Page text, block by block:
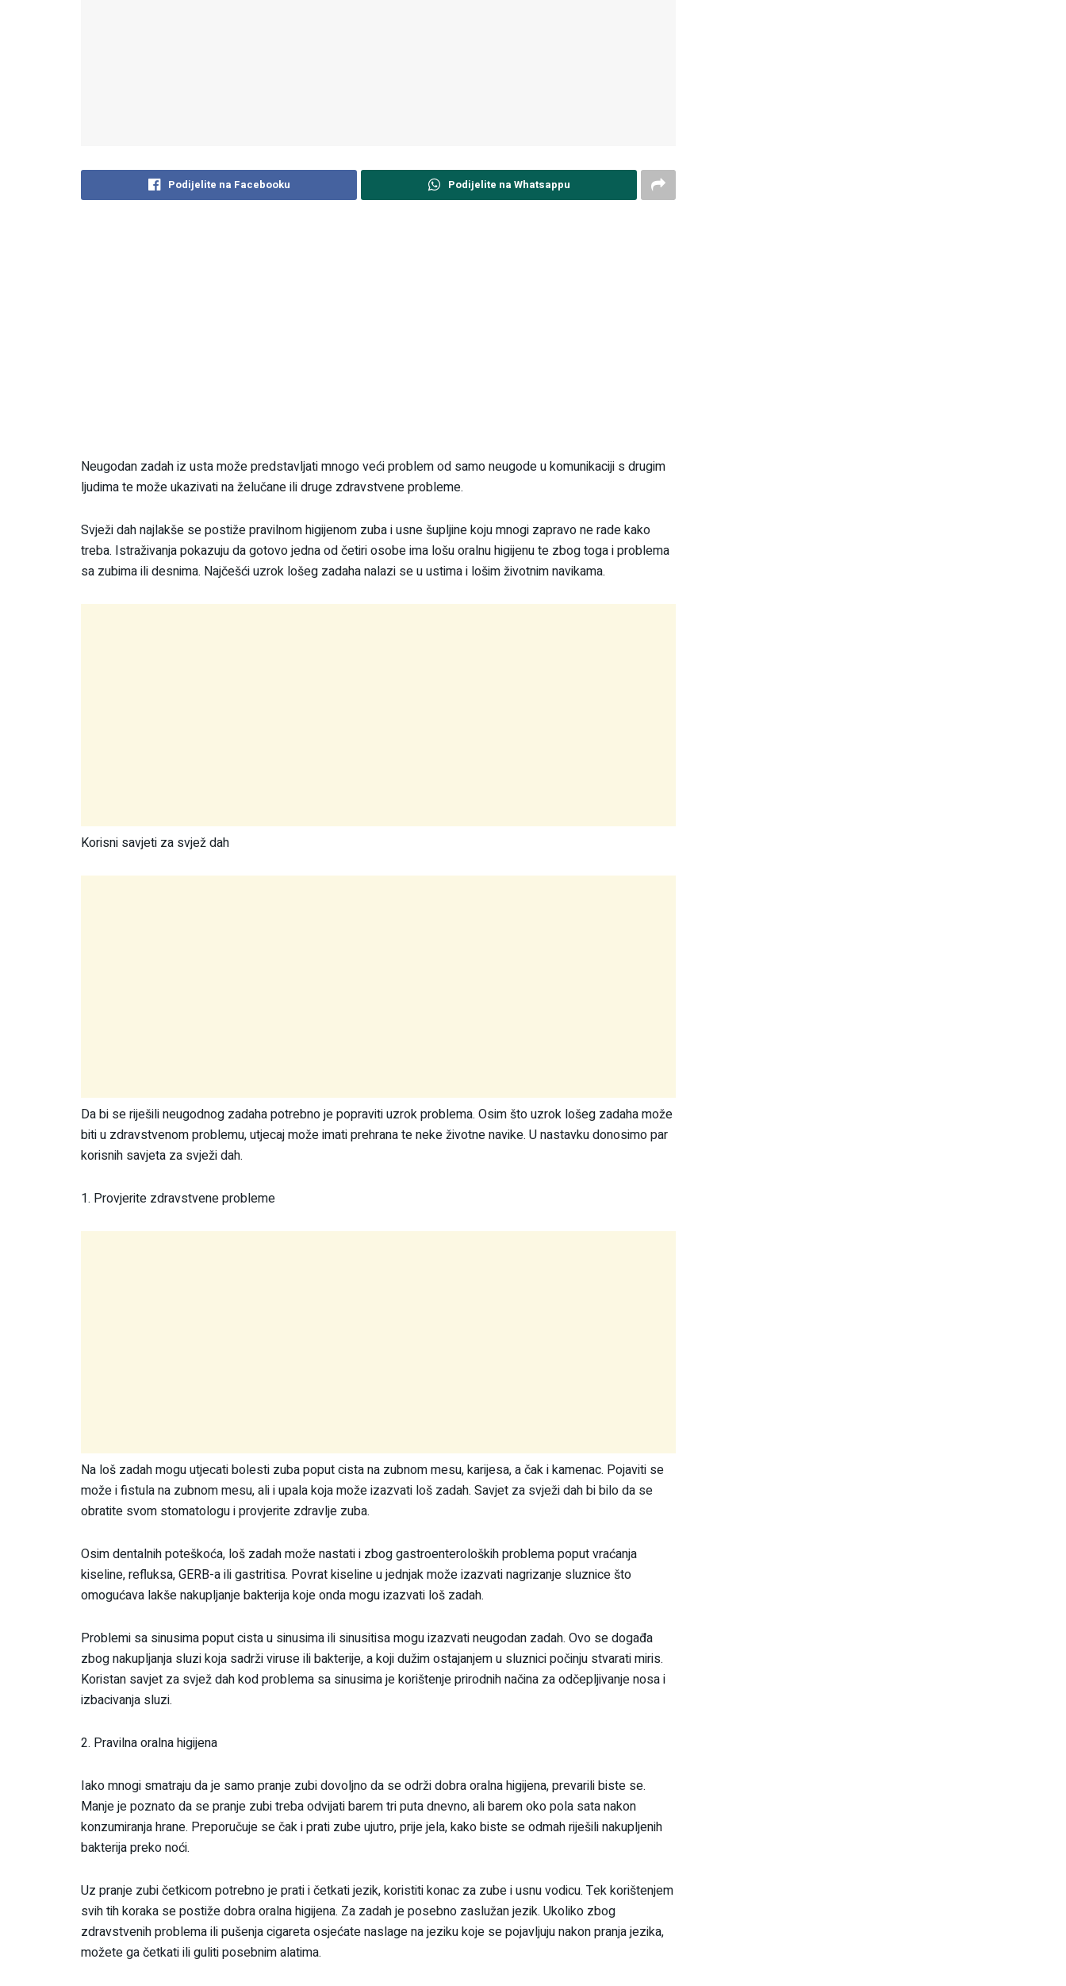
Podijelite na Facebooku Podijelite na Whatsappu
Neugodan zadah iz usta može predstavljati mnogo veći problem od samo neugode u komunikaciji s drugim
ljudima te može ukazivati na želučane ili druge zdravstvene probleme.
Svježi dah najlakše se postiže pravilnom higijenom zuba i usne šupljine koju mnogi zapravo ne rade kako
treba. Istraživanja pokazuju da gotovo jedna od četiri osobe ima lošu oralnu higijenu te zbog toga i problema
sa zubima ili desnima. Najčešći uzrok lošeg zadaha nalazi se u ustima i lošim životnim navikama.
Korisni savjeti za svjež dah
Da bi se riješili neugodnog zadaha potrebno je popraviti uzrok problema. Osim što uzrok lošeg zadaha može
biti u zdravstvenom problemu, utjecaj može imati prehrana te neke životne navike. U nastavku donosimo par
korisnih savjeta za svježi dah.
1. Provjerite zdravstvene probleme
Na loš zadah mogu utjecati bolesti zuba poput cista na zubnom mesu, karijesa, a čak i kamenac. Pojaviti se
može i fistula na zubnom mesu, ali i upala koja može izazvati loš zadah. Savjet za svježi dah bi bilo da se
obratite svom stomatologu i provjerite zdravlje zuba.
Osim dentalnih poteškoća, loš zadah može nastati i zbog gastroenteroloških problema poput vraćanja
kiseline, refluksa, GERB-a ili gastritisa. Povrat kiseline u jednjak može izazvati nagrizanje sluznice što
omogućava lakše nakupljanje bakterija koje onda mogu izazvati loš zadah.
Problemi sa sinusima poput cista u sinusima ili sinusitisa mogu izazvati neugodan zadah. Ovo se događa
zbog nakupljanja sluzi koja sadrži viruse ili bakterije, a koji dužim ostajanjem u sluznici počinju stvarati miris.
Koristan savjet za svjež dah kod problema sa sinusima je korištenje prirodnih načina za odčepljivanje nosa i
izbacivanja sluzi.
2. Pravilna oralna higijena
Iako mnogi smatraju da je samo pranje zubi dovoljno da se održi dobra oralna higijena, prevarili biste se.
Manje je poznato da se pranje zubi treba odvijati barem tri puta dnevno, ali barem oko pola sata nakon
konzumiranja hrane. Preporučuje se čak i prati zube ujutro, prije jela, kako biste se odmah riješili nakupljenih
bakterija preko noći.
Uz pranje zubi četkicom potrebno je prati i četkati jezik, koristiti konac za zube i usnu vodicu. Tek korištenjem
svih tih koraka se postiže dobra oralna higijena. Za zadah je posebno zaslužan jezik. Ukoliko zbog
zdravstvenih problema ili pušenja cigareta osjećate naslage na jeziku koje se pojavljuju nakon pranja jezika,
možete ga četkati ili guliti posebnim alatima.